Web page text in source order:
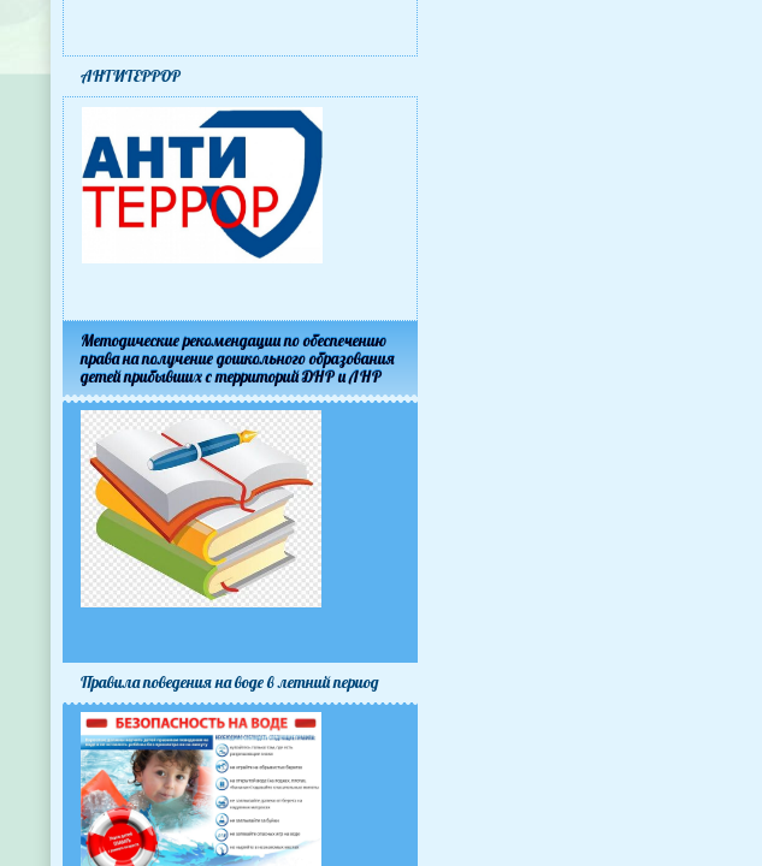
АНТИТЕРРОР
Методические рекомендации по обеспечению
права на получение дошкольного образования
детей прибывших с территорий ДНР и ЛНР
Правила поведения на воде в летний период